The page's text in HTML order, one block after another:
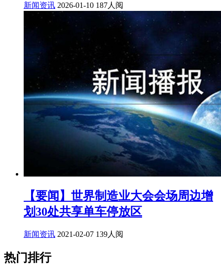
新闻资讯 2026-01-10 187人阅
【要闻】世界制造业大会会场周边增
划30处共享单车停放区
新闻资讯 2021-02-07 139人阅
热门排行